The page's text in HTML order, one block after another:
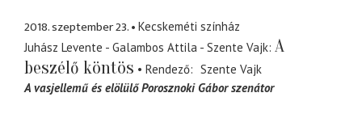
2018. szeptember 23.
Kecskeméti színház
Juhász Levente - Galambos Attila - Szente Vajk A
beszélő köntös
Rendező
Szente Vajk
A vasjellemű és elölülő Porosznoki Gábor szenátor